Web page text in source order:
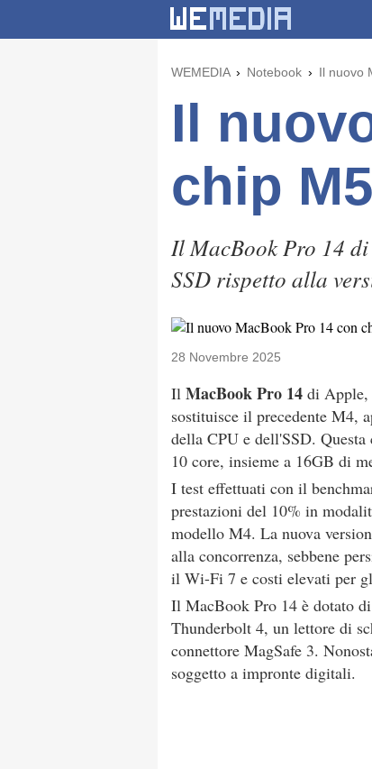
WEMEDIA Notebook Il nuovo
Il
chip
Il MacBook Pro 14
SSD rispetto alla
28 Novembre 2025
Il MacBook Pro 14 di Apple,
sostituisce il precedente M4,
della CPU e dell'SSD.
10 core, insieme a 16GB di
I test effettuati con il
prestazioni del 10% in
modello M4. La nuova
alla concorrenza, sebbene
il Wi-Fi 7 e costi elevati per
Il MacBook Pro 14 è dotato
Thunderbolt 4, un lettore di
connettore MagSafe 3.
soggetto a impronte digitali.